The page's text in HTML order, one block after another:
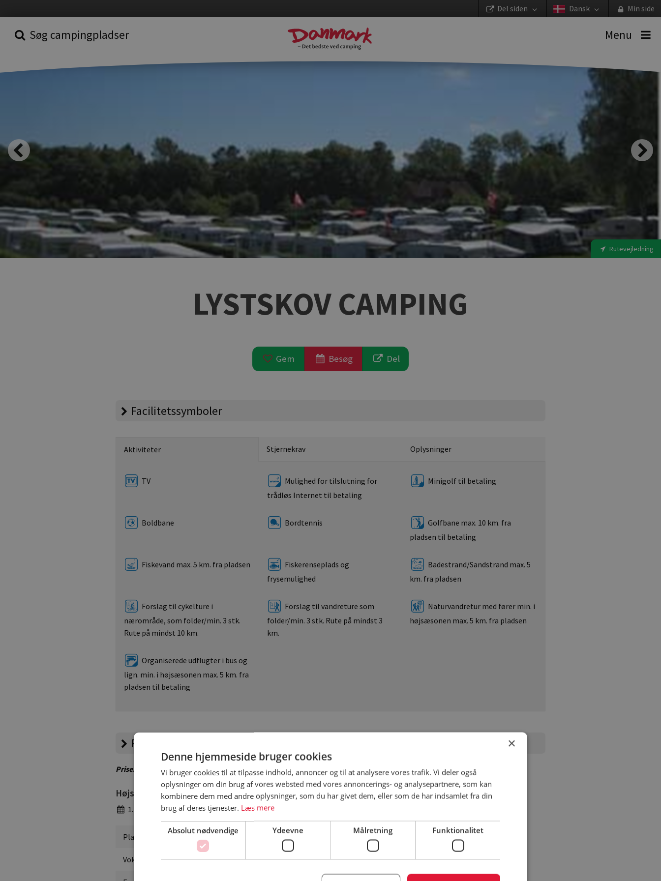
Min side
Dansk
Del siden
Søg campingpladser Menu
Rutevejledning
LYSTSKOV CAMPING
Gem Besøg Del
Facilitetssymboler
Aktiviteter Stjernekrav Oplysninger
TV
Mulighed for tilslutning for
trådløs Internet til betaling
Minigolf til betaling
Boldbane Bordtennis
Golfbane max. 10 km. fra
pladsen til betaling
Fiskevand max. 5 km. fra pladsen
Fiskerenseplads og
frysemulighed
Badestrand/Sandstrand max. 5
km. fra pladsen
Forslag til cykelture i
nærområde, som folder/min. 3 stk.
Rute på mindst 10 km.
Forslag til vandreture som
folder/min. 3 stk. Rute på mindst 3
km.
Naturvandretur med fører min. i
højsæsonen max. 5 km. fra pladsen
Organiserede udflugter i bus og
lign. min. i højsæsonen max. 5 km. fra
pladsen til betaling
Priser
Priser er vejledende – besøg campingpladsens hjemmeside for korrekte priser
Højsæson
1. april - 1. oktober
Pladsgebyr
Voksen pr. nat DKK 69
×
Denne hjemmeside bruger cookies
Vi bruger cookies til at tilpasse indhold, annoncer og til at analysere vores trafik. Vi deler også
oplysninger om din brug af vores websted med vores annoncerings- og analysepartnere, som kan
kombinere dem med andre oplysninger, som du har givet dem, eller som de har indsamlet fra din
brug af deres tjenester. Læs mere
Absolut nødvendige Ydeevne Målretning Funktionalitet